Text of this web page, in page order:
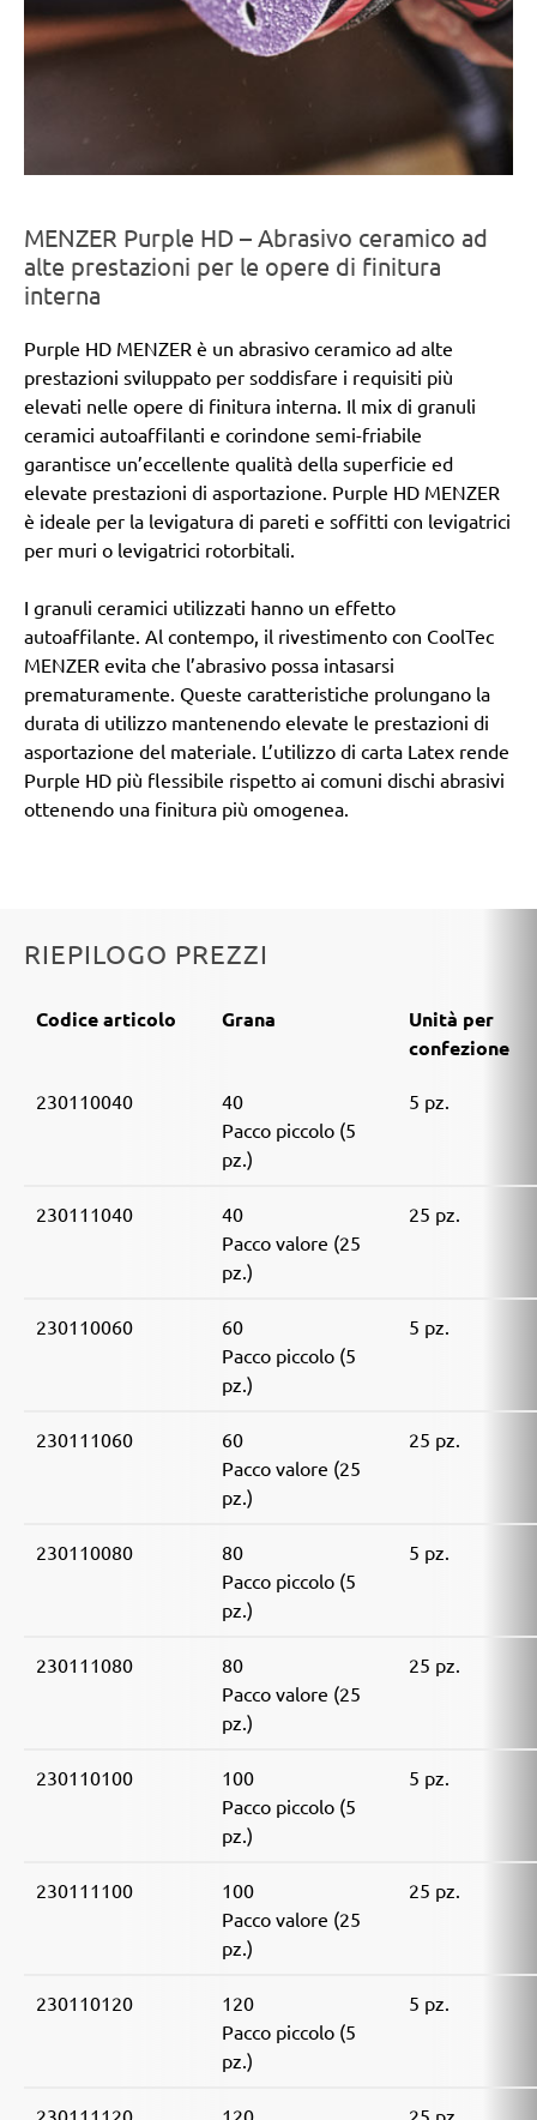
MENZER Purple HD – Abrasivo ceramico ad
alte prestazioni per le opere di finitura
interna
Purple HD MENZER è un abrasivo ceramico ad alte
prestazioni sviluppato per soddisfare i requisiti più
elevati nelle opere di finitura interna. Il mix di granuli
ceramici autoaffilanti e corindone semi-friabile
garantisce un’eccellente qualità della superficie ed
elevate prestazioni di asportazione. Purple HD MENZER
è ideale per la levigatura di pareti e soffitti con levigatrici
per muri o levigatrici rotorbitali.
I granuli ceramici utilizzati hanno un effetto
autoaffilante. Al contempo, il rivestimento con CoolTec
MENZER evita che l’abrasivo possa intasarsi
prematuramente. Queste caratteristiche prolungano la
durata di utilizzo mantenendo elevate le prestazioni di
asportazione del materiale. L’utilizzo di carta Latex rende
Purple HD più flessibile rispetto ai comuni dischi abrasivi
ottenendo una finitura più omogenea.
RIEPILOGO PREZZI
Codice articolo Grana
Unità per
confezione
230110040
40
Pacco piccolo (5
pz.)
5 pz.
230111040
40
Pacco valore (25
pz.)
25 pz.
230110060
60
Pacco piccolo (5
pz.)
5 pz.
230111060
60
Pacco valore (25
pz.)
25 pz.
230110080
80
Pacco piccolo (5
pz.)
5 pz.
230111080
80
Pacco valore (25
pz.)
25 pz.
230110100
100
Pacco piccolo (5
pz.)
5 pz.
230111100
100
Pacco valore (25
pz.)
25 pz.
230110120
120
Pacco piccolo (5
pz.)
5 pz.